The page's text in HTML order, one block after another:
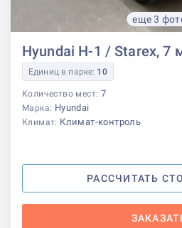
еще 3
Hyundai H-1 / Starex, 7
Единиц в парке: 10
Количество мест: 7
Марка: Hyundai
Климат: Климат-контроль
РАССЧИТАТЬ